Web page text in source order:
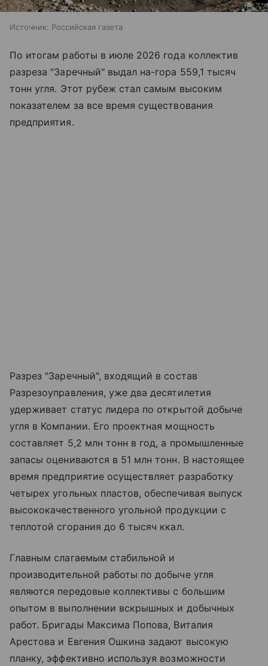
Источник: Российская газета
По итогам работы в июле 2026 года коллектив
разреза "Заречный" выдал на-гора 559,1 тысяч
тонн угля. Этот рубеж стал самым высоким
показателем за все время существования
предприятия.
Разрез "Заречный", входящий в состав
Разрезоуправления, уже два десятилетия
удерживает статус лидера по открытой добыче
угля в Компании. Его проектная мощность
составляет 5,2 млн тонн в год, а промышленные
запасы оцениваются в 51 млн тонн. В настоящее
время предприятие осуществляет разработку
четырех угольных пластов, обеспечивая выпуск
высококачественного угольной продукции с
теплотой сгорания до 6 тысяч ккал.
Главным слагаемым стабильной и
производительной работы по добыче угля
являются передовые коллективы с большим
опытом в выполнении вскрышных и добычных
работ. Бригады Максима Попова, Виталия
Арестова и Евгения Ошкина задают высокую
планку, эффективно используя возможности